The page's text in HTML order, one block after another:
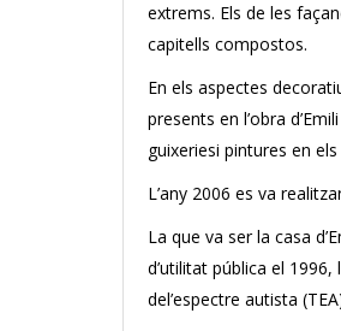
extrems. Els de les
capitells compostos.
En els aspectes
presents en l’obra
guixeriesi pintures en
L’any 2006 es va
La que va ser la casa
d’utilitat pública el
del’espectre autista